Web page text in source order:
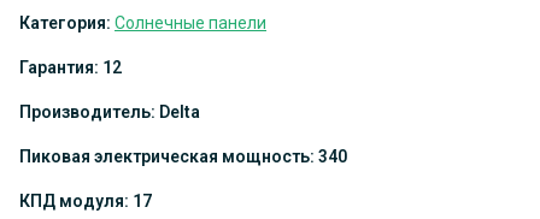
Категория: Солнечные панели
Гарантия: 12
Производитель: Delta
Пиковая электрическая мощность: 340
КПД модуля: 17